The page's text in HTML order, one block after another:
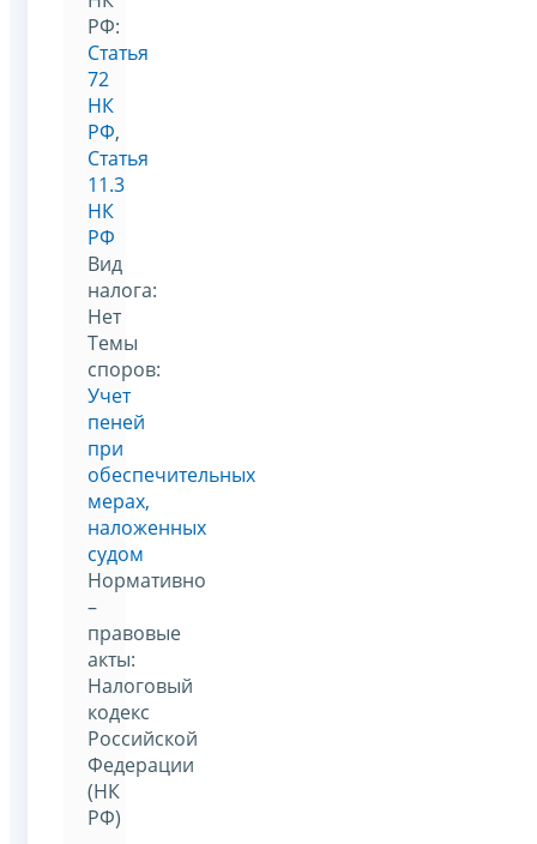
РФ:
Статья
72
НК
РФ,
Статья
11.3
НК
РФ
Вид
налога:
Нет
Темы
споров:
Учет
пеней
при
обеспечительных
мерах,
наложенных
судом
Нормативно
–
правовые
акты:
Налоговый
кодекс
Российской
Федерации
(НК
РФ)